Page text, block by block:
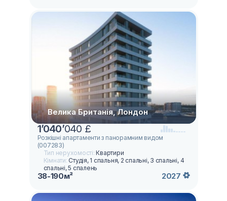
Велика Британія, Лондон
1’040’040 £
Розкішні апартаменти з панорамним видом
(007283)
Тип нерухомості:Квартири
Кімнати: Студія, 1 спальня, 2 спальні, 3 спальні, 4
спальні, 5 спалень
38-190м² 2027